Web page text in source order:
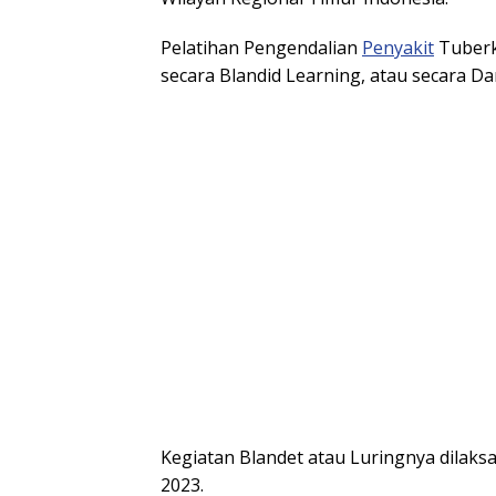
Pelatihan Pengendalian Penyakit
secara Blandid Learning, atau secara
Kegiatan Blandet atau Luringnya
2023.